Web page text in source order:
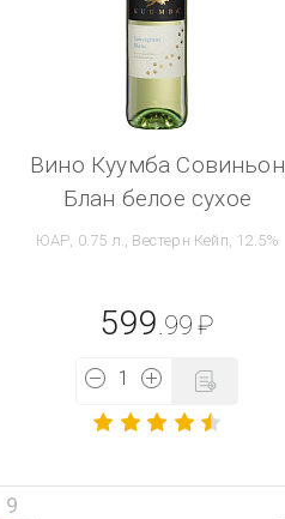
Вино Куумба Совиньон
Блан белое сухое
ЮАР, 0.75 л., Вестерн Кейп, 12.5%
599 .99 ₽
9